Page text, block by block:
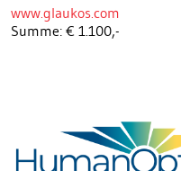
www.glaukos.com
Summe: € 1.100,-